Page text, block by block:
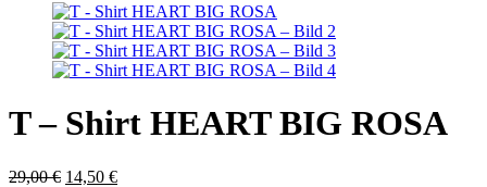
T – Shirt HEART BIG ROSA
29,00€ Ursprünglicher
14,50 €Aktueller